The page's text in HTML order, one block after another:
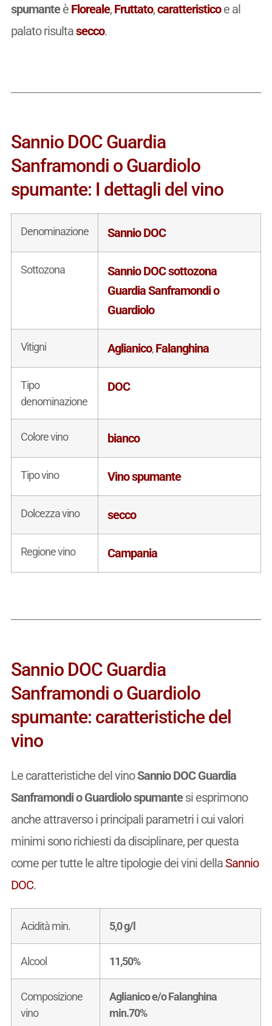
spumanteè Floreale, Fruttato,caratteristicoe al
palato risultasecco.
Sannio DOC Guardia
Sanframondi o Guardiolo
spumante: I dettagli del vino
Denominazione Sannio DOC
Sottozona
Sannio DOC sottozona
Guardia Sanframondi o
Guardiolo
Vitigni Aglianico,Falanghina
Tipo
denominazione
DOC
Colore vino bianco
Tipo vino Vino spumante
Dolcezza vino secco
Regione vino Campania
Sannio DOC Guardia
Sanframondi o Guardiolo
spumante: caratteristiche del
vino
Le caratteristiche del vinoSannio DOC Guardia
Sanframondi o Guardiolo spumantesi esprimono
anche attraverso i principali parametri i cui valori
minimi sono richiesti da disciplinare, per questa
come per tutte le altre tipologie dei vini dellaSannio
DOC.
Acidità min. 5,0 g/l
Alcool 11,50%
Composizione
vino
Aglianico e/o Falanghina
min.70%